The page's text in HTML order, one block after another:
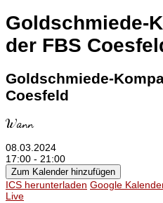
Goldschmiede-
der FBS
Goldschmiede-
Coesfeld
Wann
08.03.2024
17:00 - 21:00
Zum Kalender hinzufügen
ICS herunterladen Google
Live